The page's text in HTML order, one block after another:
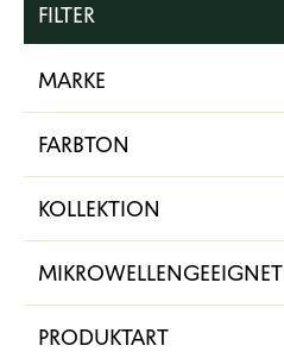
FILTER
MARKE
FARBTON
KOLLEKTION
MIKROWELLENGEEIGNET
PRODUKTART